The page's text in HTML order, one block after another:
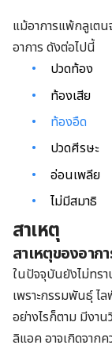
แม้อาการแพ้กลูเต
อาการ ดังต่อไปนี้
ปวดท้อง
ท้องเสีย
ท้องอืด
ปวดศีรษะ
อ่อนเพลีย
ไม่มีสมาธิ
สาเหตุ
สาเหตุของอาก
ในปัจจุบันยังไม่ทร
เพราะกรรมพันธ์ุ ไล
อย่างไรก็ตาม มีงาน
ลิแอค อาจเกิดจาก